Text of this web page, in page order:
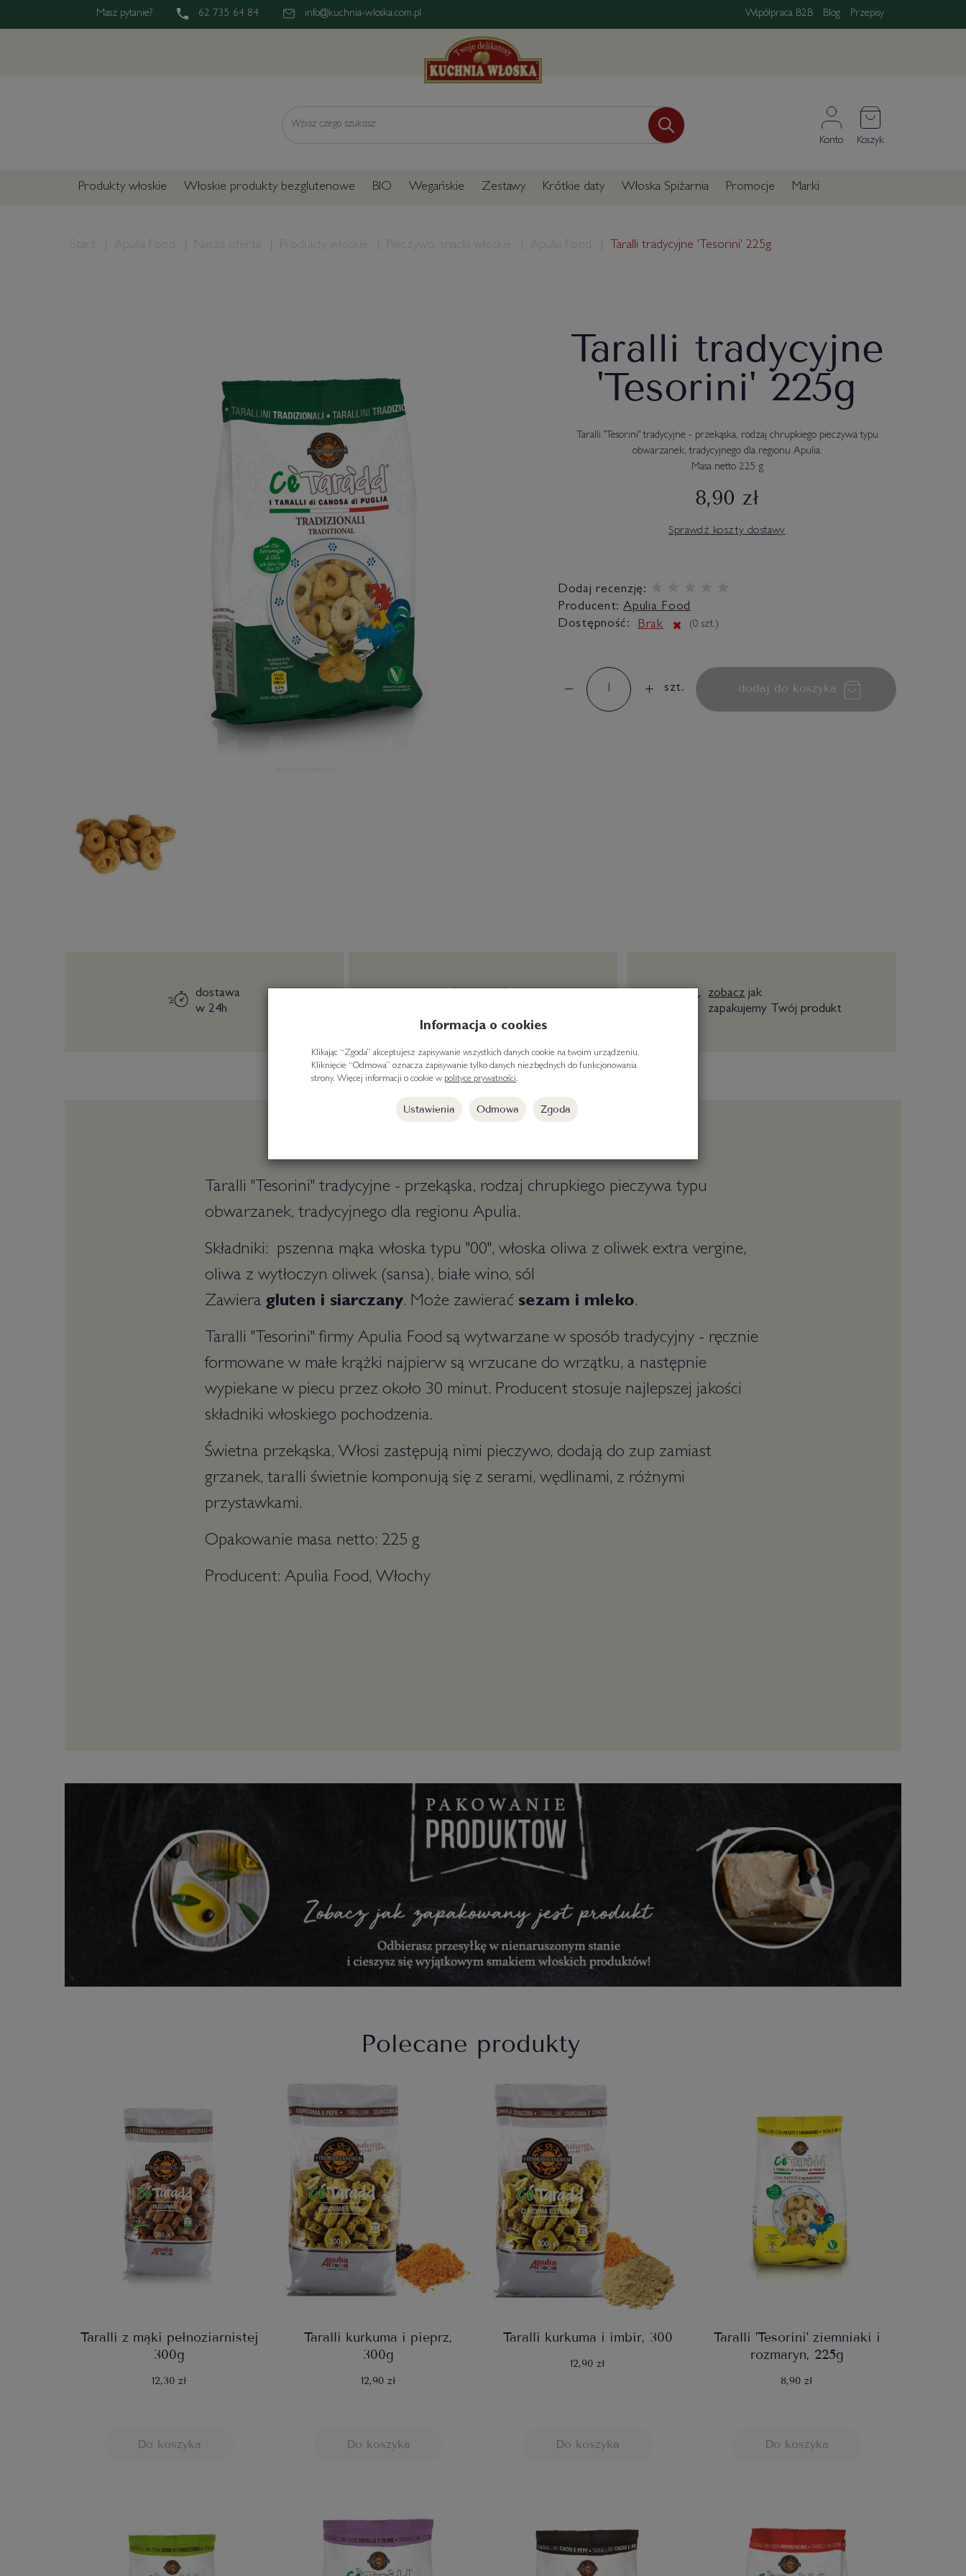
Masz pytanie? 62 735 64 84 info@kuchnia-wloska.com.pl Współpraca B2B Blog Przepisy
Konto Koszyk
Produkty włoskie Włoskie produkty bezglutenowe BIO Wegańskie Zestawy Krótkie daty Włoska Spiżarnia Promocje Marki
Start Apulia Food Nasza oferta Produkty włoskie Pieczywo, snacki włoskie Apulia Food Taralli tradycyjne 'Tesorini' 225g
Taralli tradycyjne
'Tesorini' 225g
Taralli "Tesorini" tradycyjne - przekąska, rodzaj chrupkiego pieczywa typu
obwarzanek, tradycyjnego dla regionu Apulia.
Masa netto 225 g
8,90 zł
Sprawdź koszty dostawy
Dodaj recenzję:
Producent: Apulia Food
Dostępność:
Brak (0 szt.)
szt. dodaj do koszyka
dostawa
w 24h
zobaczjak
zapakujemy Twój produkt
Taralli "Tesorini" tradycyjne - przekąska, rodzaj chrupkiego pieczywa typu
obwarzanek, tradycyjnego dla regionu Apulia.
Składniki: pszenna mąka włoska typu "00", włoska oliwa z oliwek extra vergine,
oliwa z wytłoczyn oliwek (sansa), białe wino, sól
Zawiera gluten i siarczany. Może zawierać sezam i mleko.
Taralli "Tesorini" firmy Apulia Food są wytwarzane w sposób tradycyjny - ręcznie
formowane w małe krążki najpierw są wrzucane do wrzątku, a następnie
wypiekane w piecu przez około 30 minut. Producent stosuje najlepszej jakości
składniki włoskiego pochodzenia.
Świetna przekąska, Włosi zastępują nimi pieczywo, dodają do zup zamiast
grzanek, taralli świetnie komponują się z serami, wędlinami, z różnymi
przystawkami.
Opakowanie masa netto: 225 g
Producent: Apulia Food, Włochy
Polecane produkty
Taralli z mąki pełnoziarnistej
300g
12,30 zł
Do koszyka
Taralli kurkuma i pieprz,
300g
12,90 zł
Do koszyka
Taralli kurkuma i imbir, 300
12,90 zł
Do koszyka
Taralli 'Tesorini' ziemniaki i
rozmaryn, 225g
8,90 zł
Do koszyka
Informacja o cookies
Klikając “Zgoda” akceptujesz zapisywanie wszystkich danych cookie na twoim urządzeniu.
Kliknięcie “Odmowa” oznacza zapisywanie tylko danych niezbędnych do funkcjonowania
strony. Więcej informacji o cookie w polityce prywatności.
Ustawienia Odmowa Zgoda